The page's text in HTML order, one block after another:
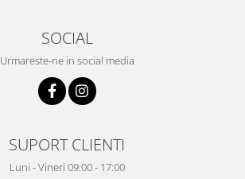
SOCIAL
Urmareste-ne in social media
SUPORT CLIENTI
Luni - Vineri 09:00 - 17:00